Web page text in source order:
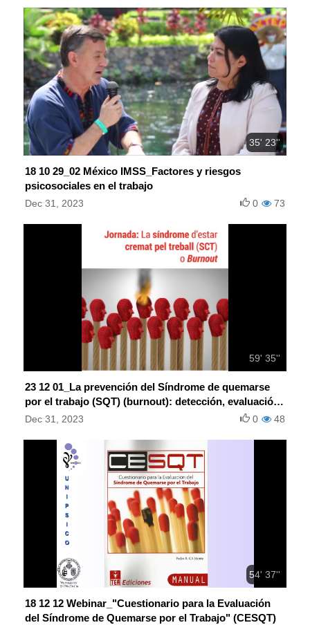
35' 23''
18 10 29_02 México IMSS_Factores y riesgos
psicosociales en el trabajo
Dec 31, 2023 73
0
59' 35''
23 12 01_La prevención del Síndrome de quemarse
por el trabajo (SQT) (burnout): detección, evaluación
e intervención
Dec 31, 2023 48
0
54' 37''
18 12 12 Webinar_"Cuestionario para la Evaluación
del Síndrome de Quemarse por el Trabajo" (CESQT)